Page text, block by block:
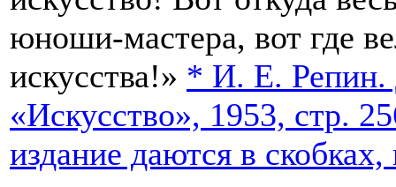
юноши-мастера, вот где
искусства!» * И. Е. Репин.
«Искусство», 1953, стр.
издание даются в скобках,